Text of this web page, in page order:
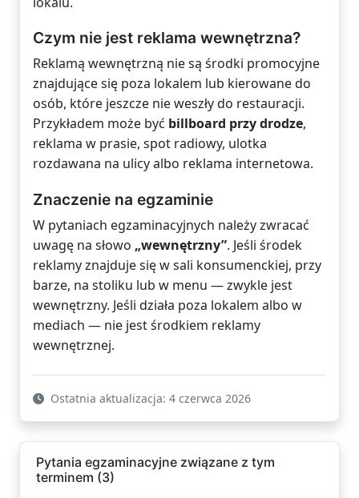
Czym nie jest reklama wewnętrzna?
Reklamą wewnętrzną nie są środki promocyjne
znajdujące się poza lokalem lub kierowane do
osób, które jeszcze nie weszły do restauracji.
Przykładem może być billboard przy drodze,
reklama w prasie, spot radiowy, ulotka
rozdawana na ulicy albo reklama internetowa.
Znaczenie na egzaminie
W pytaniach egzaminacyjnych należy zwracać
uwagę na słowo „wewnętrzny”. Jeśli środek
reklamy znajduje się w sali konsumenckiej, przy
barze, na stoliku lub w menu — zwykle jest
wewnętrzny. Jeśli działa poza lokalem albo w
mediach — nie jest środkiem reklamy
wewnętrznej.
Ostatnia aktualizacja: 4 czerwca 2026
Pytania egzaminacyjne związane z tym
terminem (3)